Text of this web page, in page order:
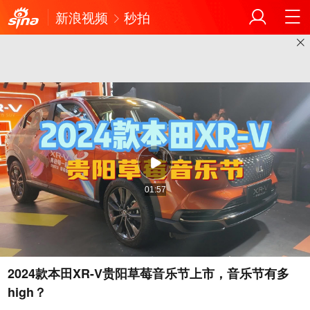
新浪视频 秒拍
01:57
2024款本田XR-V贵阳草莓音乐节上市，音乐节有多
high？